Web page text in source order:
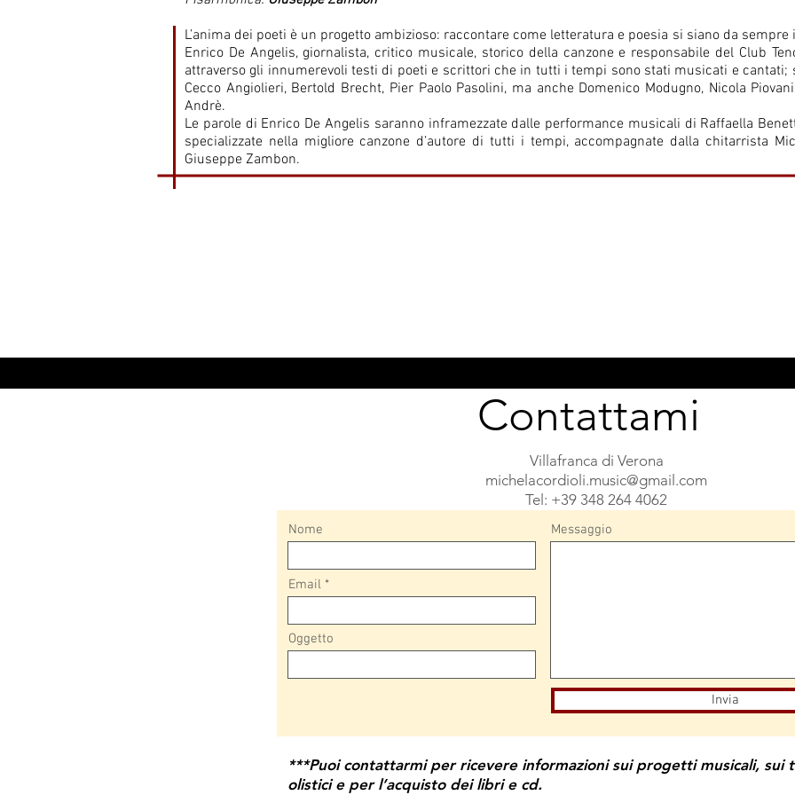
L’anima dei poeti è un progetto ambizioso: raccontare come letteratura e poesia si siano da
Enrico De Angelis, giornalista, critico musicale, storico della canzone e responsabile del Club
attraverso gli innumerevoli testi di poeti e scrittori che in tutti i tempi sono stati musicati e cantati;
Cecco Angiolieri, Bertold Brecht, Pier Paolo Pasolini, ma anche Domenico Modugno, Nicola
Andrè.
Le parole di Enrico De Angelis saranno inframezzate dalle performance musicali di Raffaella
specializzate nella migliore canzone d’autore di tutti i tempi, accompagnate dalla chitarrista
Giuseppe Zambon.
Contattami
Villafranca di Verona
michelacordioli.music@gmail.com
Tel: +39 348 264 4062
Nome
Email
Oggetto
Messaggio
Invia
***Puoi contattarmi per ricevere informazioni sui progetti musicali, sui
olistici e per l’acquisto dei libri e cd.